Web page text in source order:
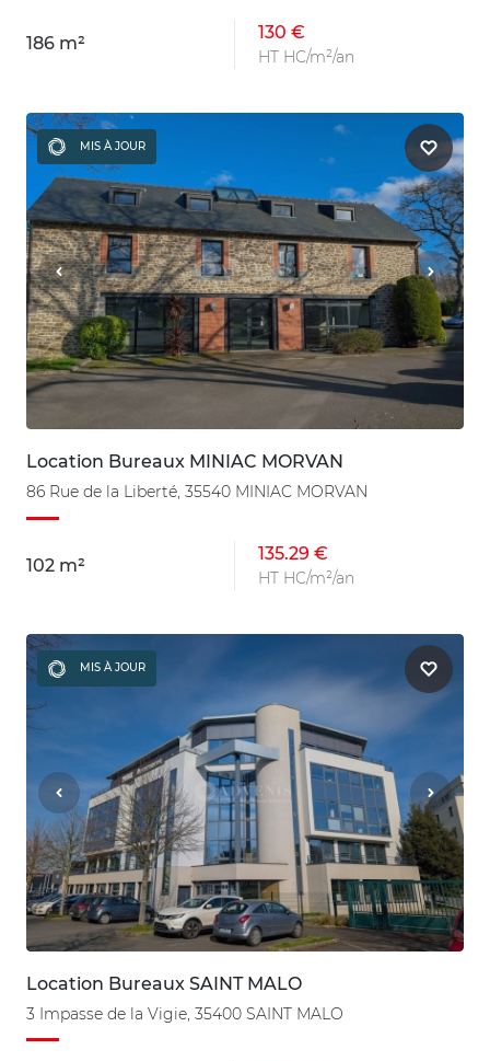
186 m²
130 €
HT HC/m²/an
MIS À JOUR
Location Bureaux MINIAC MORVAN
86 Rue de la Liberté, 35540 MINIAC MORVAN
102 m²
135.29 €
HT HC/m²/an
MIS À JOUR
Location Bureaux SAINT MALO
3 Impasse de la Vigie, 35400 SAINT MALO